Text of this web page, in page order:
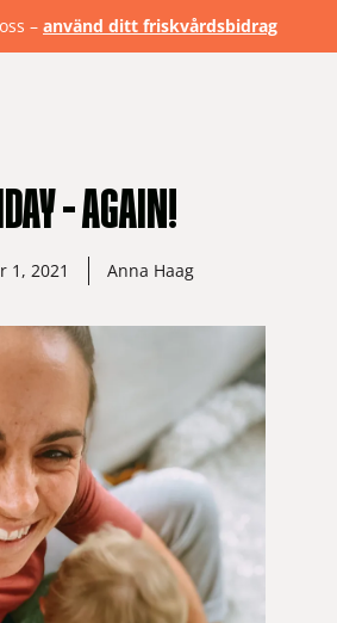
– använd ditt friskvårdsbidrag
– AGAIN!
1, 2021 Anna Haag